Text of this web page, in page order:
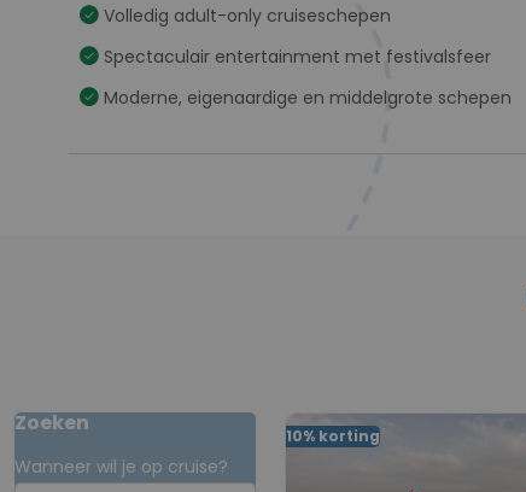
check_circle Volledig adult-only cruiseschepen
check_circle Spectaculair entertainment met festivalsfeer
check_circle Moderne, eigenaardige en middelgrote schepen
Zoeken
Wanneer wil je op cruise?
10% korting